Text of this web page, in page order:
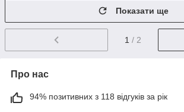
Показати ще
1 / 2
Про нас
94% позитивних з 118 відгуків за рік